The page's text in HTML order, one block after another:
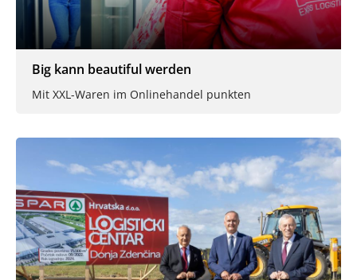
Big kann beautiful werden
Mit XXL-Waren im Onlinehandel punkten